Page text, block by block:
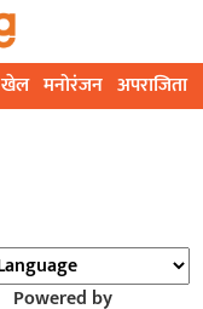
खेल मनोरंजन अपराजिता
Powered by